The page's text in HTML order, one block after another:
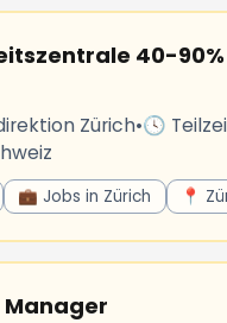
40-
Zürich•🕓
💼 Jobs in Zürich 📍